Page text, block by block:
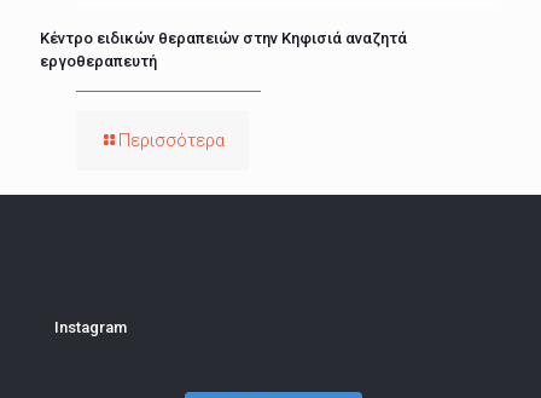
Κέντρο ειδικών θεραπειών στην Κηφισιά αναζητά
εργοθεραπευτή
Περισσότερα
Instagram